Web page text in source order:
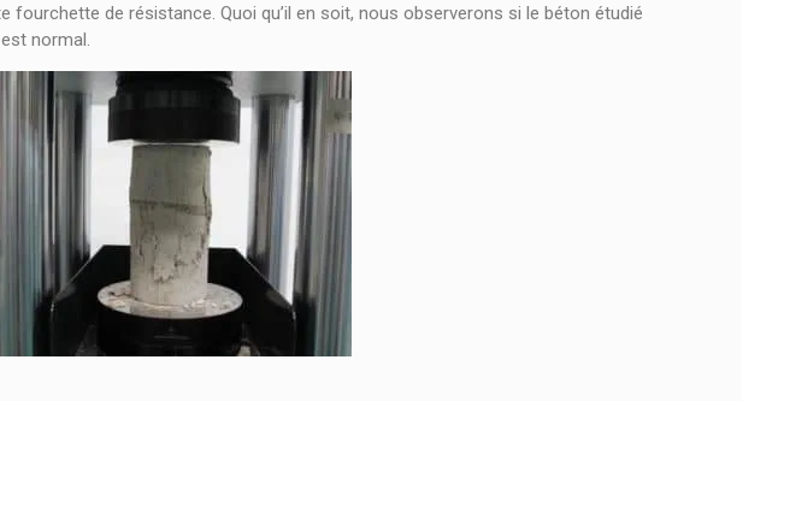
de résistance. Quoi qu’il en soit, nous observerons si le béton étudié
normal.